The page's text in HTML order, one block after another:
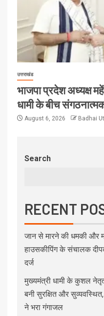
उत्तराखंड
भाजपा प्रदेश अध्यक्ष
धामी के बीच
August 6, 2026 Badhai
Search
RECENT
जान से मारने की धमकी और
हाउसकीपिंग के संचालक
दर्ज
मुख्यमंत्री धामी के कुशल
बनी सुरक्षित और
ने भरा गंगाजल